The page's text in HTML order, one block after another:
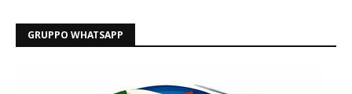
GRUPPO WHATSAPP